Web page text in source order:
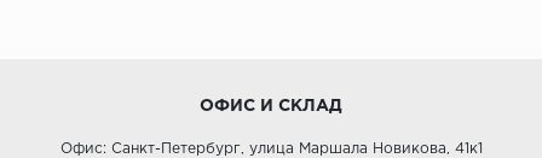
ОФИС И СКЛАД
Офис: Санкт-Петербург, улица Маршала Новикова, 41к1